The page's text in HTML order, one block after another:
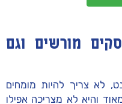
מורשים וגם
לא צריך להיות מומחים
והיא לא מצריכה אפילו